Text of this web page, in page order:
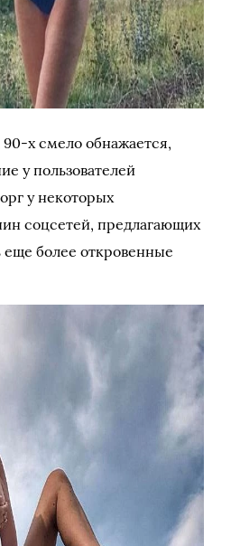
90-х смело обнажается,
у пользователей
у некоторых
соцсетей, предлагающих
более откровенные